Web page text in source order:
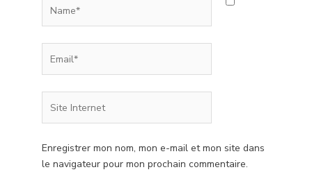
Internet
Enregistrer mon nom, mon e-mail et mon site dans
le navigateur pour mon prochain commentaire.